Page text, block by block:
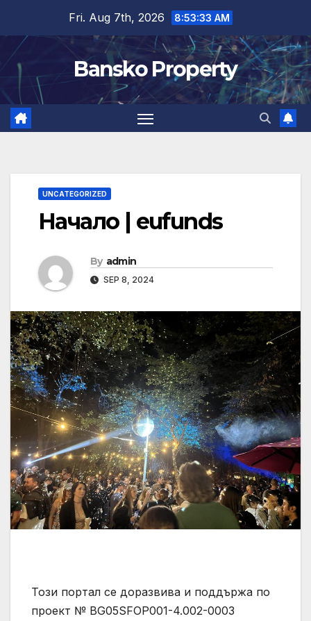
content
Fri. Aug 7th, 2026 8:53:33 AM
Bansko Property
UNCATEGORIZED
Начало | eufunds
By admin
SEP 8, 2024
Този портал се доразвива и поддържа по
проект № BG05SFOP001-4.002-0003